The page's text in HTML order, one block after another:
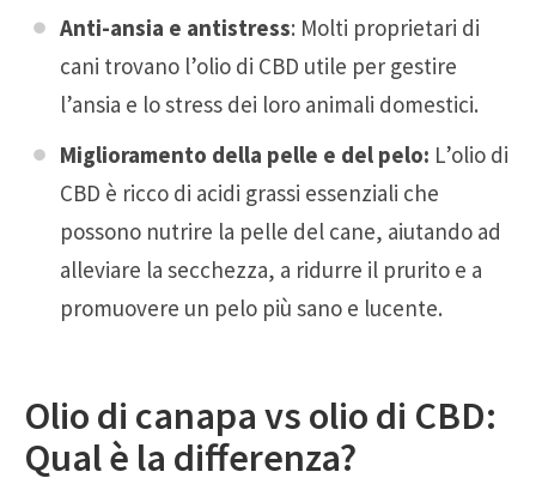
Anti-ansia e antistress: Molti proprietari di
cani trovano l’olio di CBD utile per gestire
l’ansia e lo stress dei loro animali domestici.
Miglioramento della pelle e del pelo: L’olio di
CBD è ricco di acidi grassi essenziali che
possono nutrire la pelle del cane, aiutando ad
alleviare la secchezza, a ridurre il prurito e a
promuovere un pelo più sano e lucente.
Olio di canapa vs olio di CBD:
Qual è la differenza?